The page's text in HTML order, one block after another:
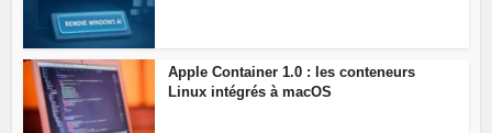
Apple Container 1.0 : les conteneurs
Linux intégrés à macOS